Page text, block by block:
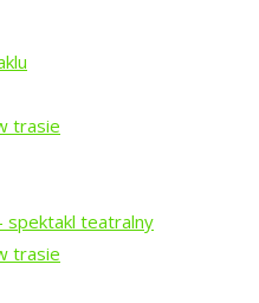
trasie
spektakl teatralny
trasie
Puszczy Białowieskiej 2023